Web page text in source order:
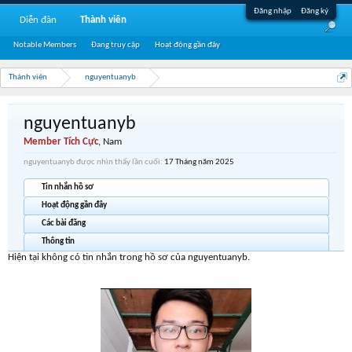
Đăng nhập Đăng ký
Thành viên nguyentuanyb
nguyentuanyb
Member Tích Cực, Nam
nguyentuanyb được nhìn thấy lần cuối: 17 Tháng năm 2025
Tin nhắn hồ sơ
Hoạt động gần đây
Các bài đăng
Thông tin
Hiện tại không có tin nhắn trong hồ sơ của nguyentuanyb.
Diễn đàn Thành viên
Notable Members Đang truy cập Hoạt động gần đây